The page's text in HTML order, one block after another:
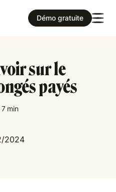
Démo gratuite
sur le
payés
7 min
2024